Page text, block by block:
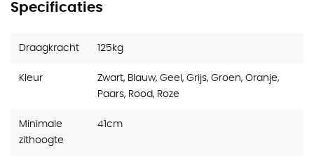
Specificaties
Draagkracht 125kg
Kleur
Zwart, Blauw, Geel, Grijs, Groen, Oranje,
Paars, Rood, Roze
Minimale
zithoogte
41cm